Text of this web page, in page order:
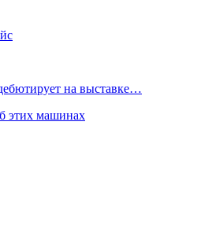
на выставке…
этих машинах